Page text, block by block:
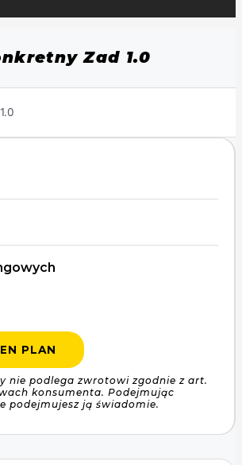
Zad 1.0
PLAN
nie podlega zwrotowi zgodnie z art.
konsumenta. Podejmując
podejmujesz ją świadomie.